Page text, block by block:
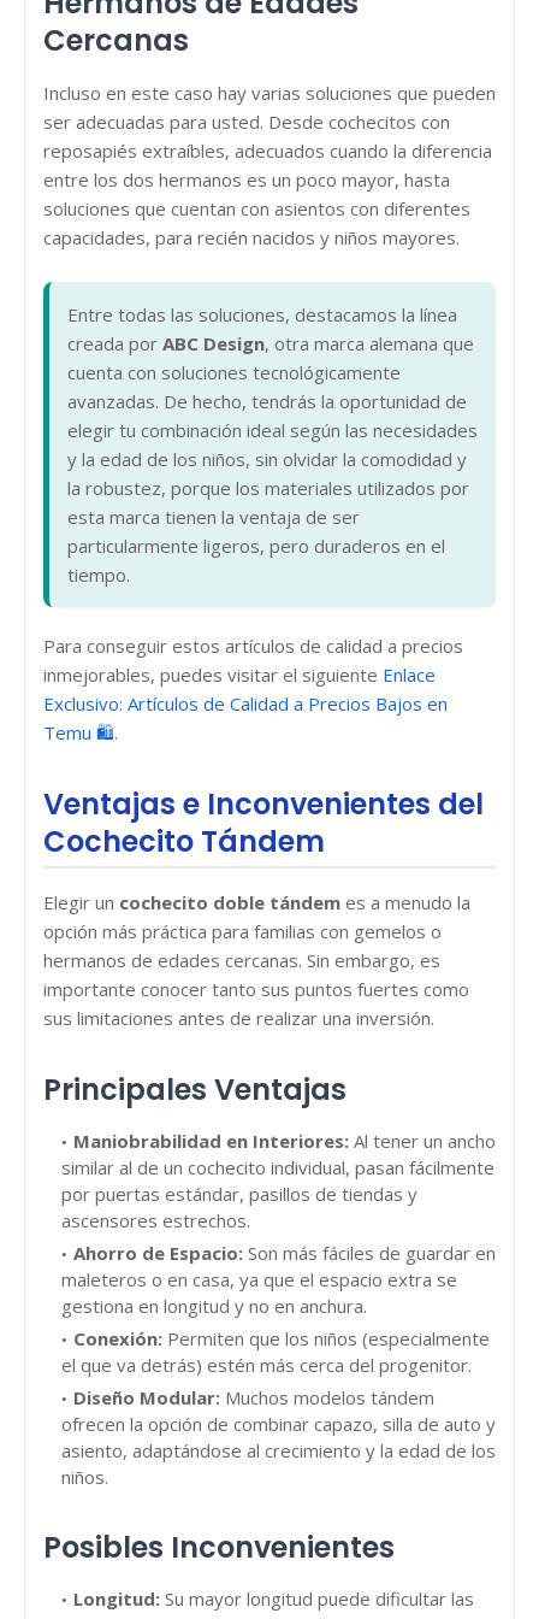
Cercanas
Incluso en este caso hay varias soluciones que pueden
ser adecuadas para usted. Desde cochecitos con
reposapiés extraíbles, adecuados cuando la diferencia
entre los dos hermanos es un poco mayor, hasta
soluciones que cuentan con asientos con diferentes
capacidades, para recién nacidos y niños mayores.
Entre todas las soluciones, destacamos la línea
creada por ABC Design, otra marca alemana que
cuenta con soluciones tecnológicamente
avanzadas. De hecho, tendrás la oportunidad de
elegir tu combinación ideal según las necesidades
y la edad de los niños, sin olvidar la comodidad y
la robustez, porque los materiales utilizados por
esta marca tienen la ventaja de ser
particularmente ligeros, pero duraderos en el
tiempo.
Para conseguir estos artículos de calidad a precios
inmejorables, puedes visitar el siguiente Enlace
Exclusivo: Artículos de Calidad a Precios Bajos en
Temu 🛍️.
Ventajas e Inconvenientes del
Cochecito Tándem
Elegir un cochecito doble tándem es a menudo la
opción más práctica para familias con gemelos o
hermanos de edades cercanas. Sin embargo, es
importante conocer tanto sus puntos fuertes como
sus limitaciones antes de realizar una inversión.
Principales Ventajas
Maniobrabilidad en Interiores: Al tener un ancho
similar al de un cochecito individual, pasan fácilmente
por puertas estándar, pasillos de tiendas y
ascensores estrechos.
Ahorro de Espacio: Son más fáciles de guardar en
maleteros o en casa, ya que el espacio extra se
gestiona en longitud y no en anchura.
Conexión: Permiten que los niños (especialmente
el que va detrás) estén más cerca del progenitor.
Diseño Modular: Muchos modelos tándem
ofrecen la opción de combinar capazo, silla de auto y
asiento, adaptándose al crecimiento y la edad de los
niños.
Posibles Inconvenientes
Longitud: Su mayor longitud puede dificultar las